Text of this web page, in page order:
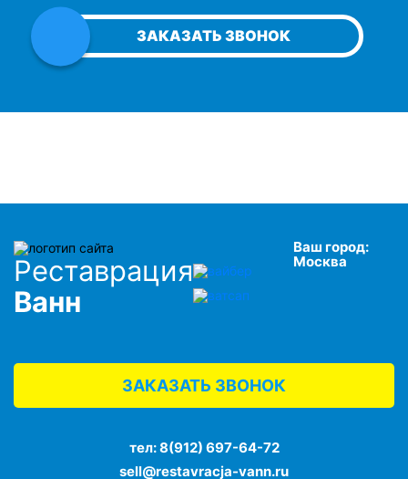
ЗАКАЗАТЬ ЗВОНОК
Реставрация
Ванн
Ваш город:
Москва
ЗАКАЗАТЬ ЗВОНОК
тел:8(912) 697-64-72
sell@restavracja-vann.ru